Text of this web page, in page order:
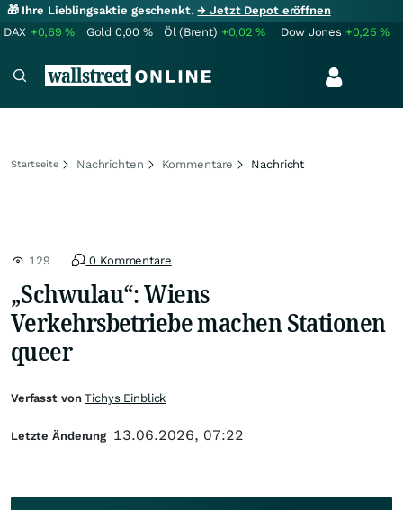
🎁 Ihre Lieblingsaktie geschenkt.→ Jetzt Depot eröffnen
DAX +0,69% Gold 0,00 % Öl (Brent) +0,02% Dow Jones +0,25%
Startseite Nachrichten Kommentare Nachricht
129 0 Kommentare
„Schwulau“: Wiens
Verkehrsbetriebe machen Stationen
queer
Verfasst vonTichys Einblick
Letzte Änderung 13.06.2026, 07:22